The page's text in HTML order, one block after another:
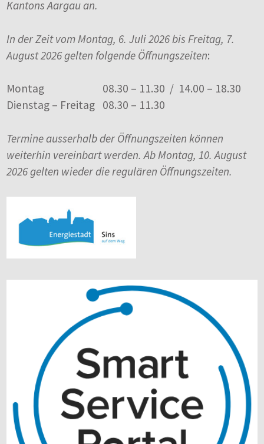
Kantons Aargau an.
In der Zeit vom Montag, 6. Juli 2026 bis Freitag, 7.
August 2026 gelten folgende Öffnungszeiten:
Montag
08.30 – 11.30 / 14.00 – 18.30
Dienstag – Freitag 08.30 – 11.30
Termine ausserhalb der Öffnungszeiten können
weiterhin vereinbart werden. Ab Montag, 10. August
2026 gelten wieder die regulären Öffnungszeiten.